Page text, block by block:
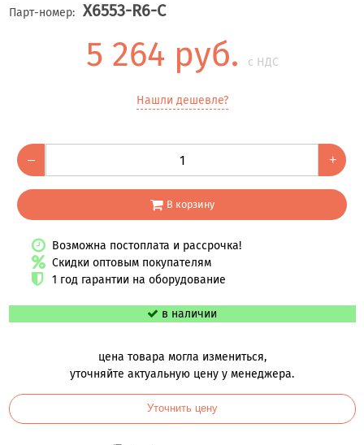
Парт-номер: X6553-R6-C
5 264 руб. с НДС
Нашли дешевле?
– +
В корзину
Возможна постоплата и рассрочка!
Скидки оптовым покупателям
1 год гарантии на оборудование
в наличии
цена товара могла измениться,
уточняйте актуальную цену у менеджера.
Уточнить цену